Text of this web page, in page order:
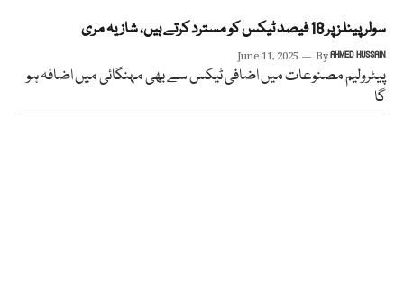
سولر پینلز پر 18 فیصد ٹیکس کو مسترد کرتے ہیں، شازیہ مری
June 11, 2025 ByAHMED HUSSAIN
پیٹرولیم مصنوعات میں اضافی ٹیکس سے بھی مہنگائی میں اضافہ ہو
گا